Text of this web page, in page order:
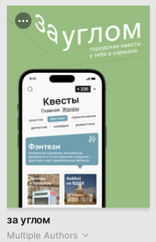
за углом
Multiple Authors